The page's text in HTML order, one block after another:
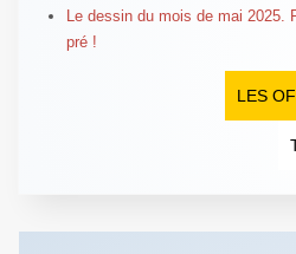
Le dessin du mois de mai 2025.
pré !
LES